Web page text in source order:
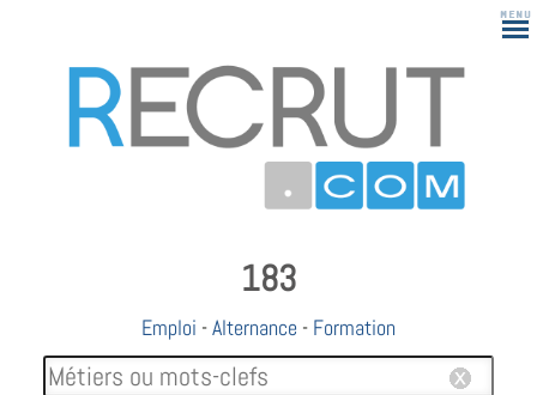
183
Emploi -Alternance - Formation